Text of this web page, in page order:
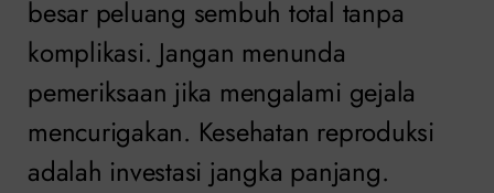
besar peluang sembuh total tanpa
komplikasi. Jangan menunda
pemeriksaan jika mengalami gejala
mencurigakan. Kesehatan reproduksi
adalah investasi jangka panjang.